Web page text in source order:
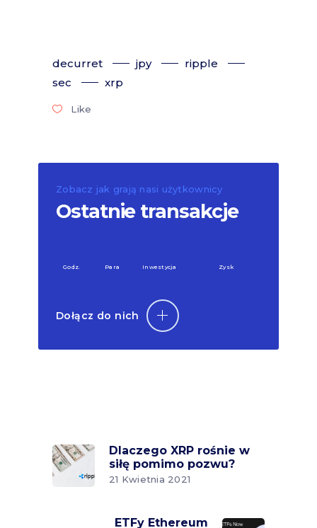
decurret jpy
ripple
sec
xrp
Like
Zobacz jak grają nasi użytkownicy
Ostatnie transakcje
Godz. Para Inwestycja Zysk
Dołącz do nich
Dlaczego XRP rośnie w
siłę pomimo pozwu?
21 Kwietnia 2021
ETFy Ethereum